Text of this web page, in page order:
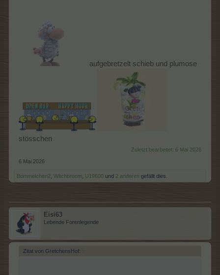
aufgebretzelt schieb und plumose
stösschen
Zuletzt bearbeitet: 6 Mai 2026
6 Mai 2026
Bommelchen2 Witchbroom U19600 und 2 anderen gefällt dies.
Eisi63
Lebende Forenlegende
Zitat von GretchensHof: ↑